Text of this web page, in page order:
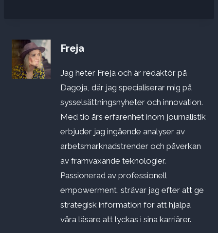
Freja
Jag heter Freja och är redaktör på
Dagoja, där jag specialiserar mig på
sysselsättningsnyheter och innovation.
Med tio års erfarenhet inom journalistik
erbjuder jag ingående analyser av
arbetsmarknadstrender och påverkan
av framväxande teknologier.
Passionerad av professionell
empowerment, strävar jag efter att ge
strategisk information för att hjälpa
våra läsare att lyckas i sina karriärer.